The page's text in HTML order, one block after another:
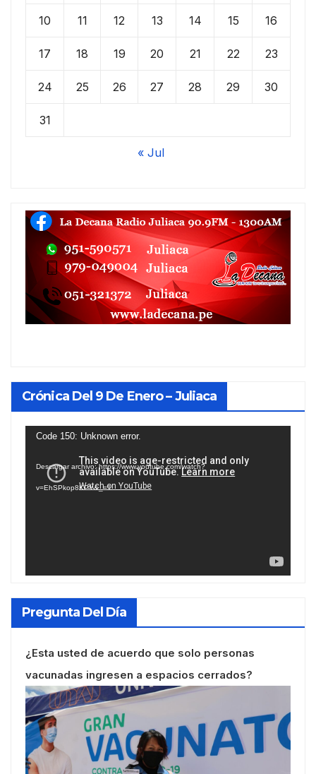
10 11 12 13 14 15 16
17 18 19 20 21 22 23
24 25 26 27 28 29 30
31
« Jul
Crónica Del 9 De Enero – Juliaca
Reproductor
vídeo
Code 150: Unknown error.
Descargar archivo: https://www.youtube.com/watch?
v=EhSPkop8KPY&_=1
Pregunta Del Día
¿Esta usted de acuerdo que solo personas
vacunadas ingresen a espacios cerrados?